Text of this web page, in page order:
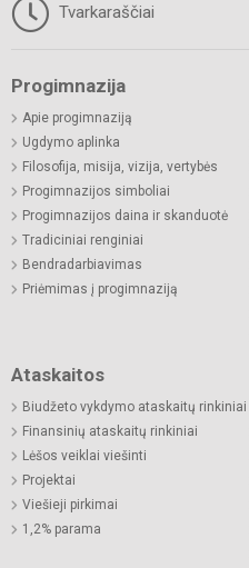
Tvarkaraščiai
Progimnazija
Apie progimnaziją
Ugdymo aplinka
Filosofija, misija, vizija, vertybės
Progimnazijos simboliai
Progimnazijos daina ir skanduotė
Tradiciniai renginiai
Bendradarbiavimas
Priėmimas į progimnaziją
Ataskaitos
Biudžeto vykdymo ataskaitų rinkiniai
Finansinių ataskaitų rinkiniai
Lėšos veiklai viešinti
Projektai
Viešieji pirkimai
1,2% parama